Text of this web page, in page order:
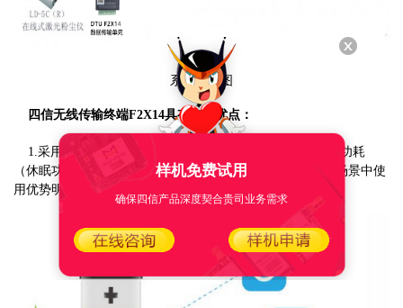
系统拓扑图
四信无线传输终端F2X14具有如下优点：
1.采用多级休眠和唤醒模式，工作功耗、待机功耗、休眠功耗
（休眠功耗<5mA）远低业界同类产品，在取电不便的应用场景中使
用优势明显。
样机免费试用
确保四信产品深度契合贵司业务需求